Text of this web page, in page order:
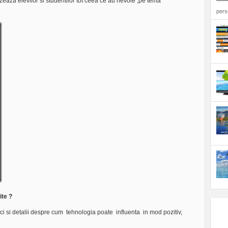
?
si detalii despre cum tehnologia poate influenta in mod pozitiv,